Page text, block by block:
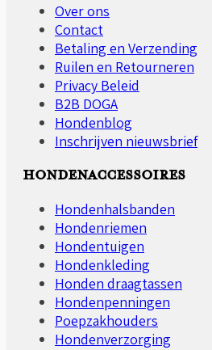
op
de
productpagina
Over ons
Contact
Betaling en Verzending
Ruilen en Retourneren
Privacy Beleid
B2B DOGA
Hondenblog
Inschrijven nieuwsbrief
HONDENACCESSOIRES
Hondenhalsbanden
Hondenriemen
Hondentuigen
Hondenkleding
Honden draagtassen
Hondenpenningen
Poepzakhouders
Hondenverzorging